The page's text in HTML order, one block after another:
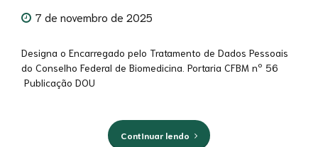
7 de novembro de 2025
Designa o Encarregado pelo Tratamento de Dados Pessoais
do Conselho Federal de Biomedicina. Portaria CFBM nº 56
Publicação DOU
Continuar lendo